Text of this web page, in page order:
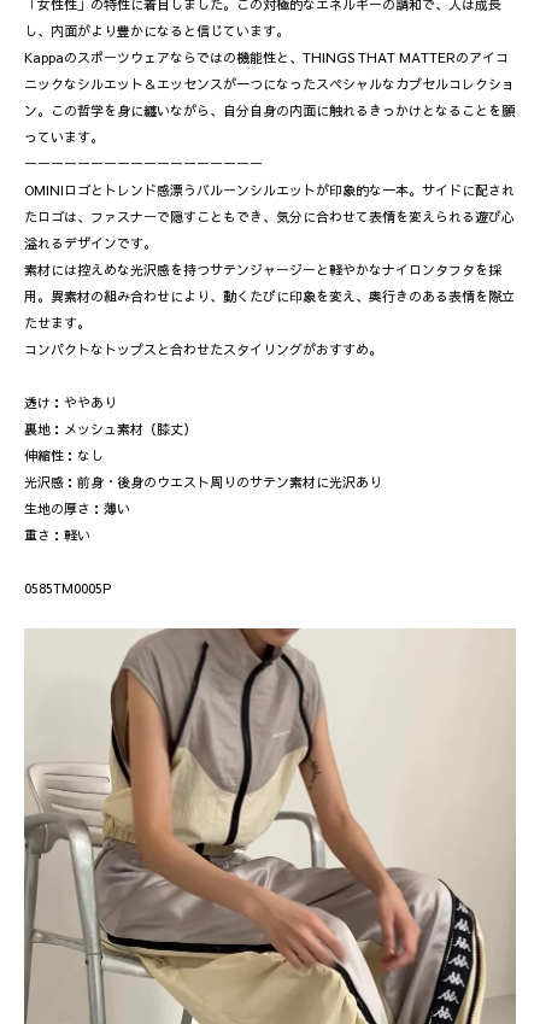
「女性性」の特性に着目しました。この対極的なエネルギーの調和で、人は成長
し、内面がより豊かになると信じています。
Kappaのスポーツウェアならではの機能性と、THINGS THAT MATTERのアイコ
ニックなシルエット＆エッセンスが一つになったスペシャルなカプセルコレクショ
ン。この哲学を身に纏いながら、自分自身の内面に触れるきっかけとなることを願
っています。
ーーーーーーーーーーーーーーーーーー
OMINIロゴとトレンド感漂うバルーンシルエットが印象的な一本。サイドに配され
たロゴは、ファスナーで隠すこともでき、気分に合わせて表情を変えられる遊び心
溢れるデザインです。
素材には控えめな光沢感を持つサテンジャージーと軽やかなナイロンタフタを採
用。異素材の組み合わせにより、動くたびに印象を変え、奥行きのある表情を際立
たせます。
コンパクトなトップスと合わせたスタイリングがおすすめ。
透け：ややあり
裏地：メッシュ素材（膝丈）
伸縮性：なし
光沢感：前身・後身のウエスト周りのサテン素材に光沢あり
生地の厚さ：薄い
重さ：軽い
0585TM0005P